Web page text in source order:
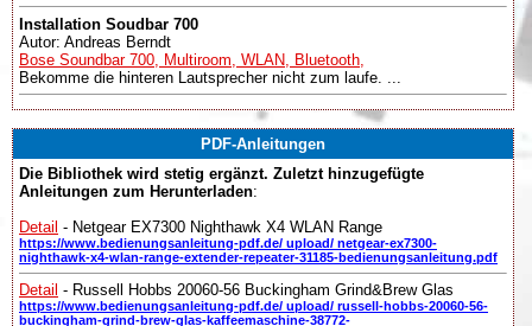
Installation Soudbar 700
Autor: Andreas Berndt
Bose Soundbar 700, Multiroom, WLAN, Bluetooth,
Bekomme die hinteren Lautsprecher nicht zum laufe. ...
PDF-Anleitungen
Die Bibliothek wird stetig ergänzt. Zuletzt hinzugefügte
Anleitungen zum Herunterladen:
Detail - Netgear EX7300 Nighthawk X4 WLAN Range
https://www.bedienungsanleitung-pdf.de/ upload/ netgear-ex7300-
nighthawk-x4-wlan-range-extender-repeater-31185-bedienungsanleitung.pdf
Detail - Russell Hobbs 20060-56 Buckingham Grind&Brew Glas
https://www.bedienungsanleitung-pdf.de/ upload/ russell-hobbs-20060-56-
buckingham-grind-brew-glas-kaffeemaschine-38772-